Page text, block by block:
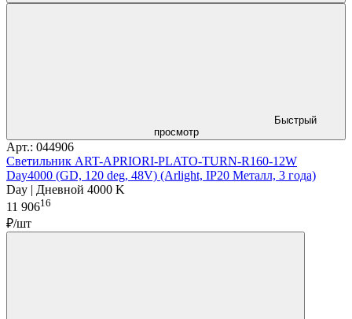
Быстрый
просмотр
Арт.: 044906
Светильник ART-APRIORI-PLATO-TURN-R160-12W
Day4000 (GD, 120 deg, 48V) (Arlight, IP20 Металл, 3 года)
Day | Дневной 4000 K
11 90616
₽/шт